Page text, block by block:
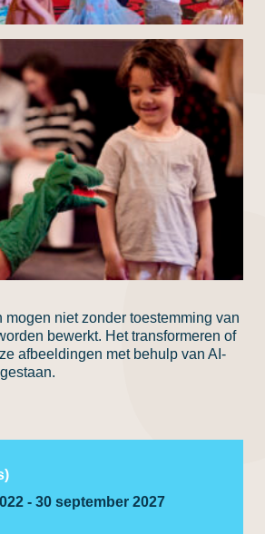
mogen niet zonder toestemming van
bewerkt. Het transformeren of
afbeeldingen met behulp van AI-
- 30 september 2027